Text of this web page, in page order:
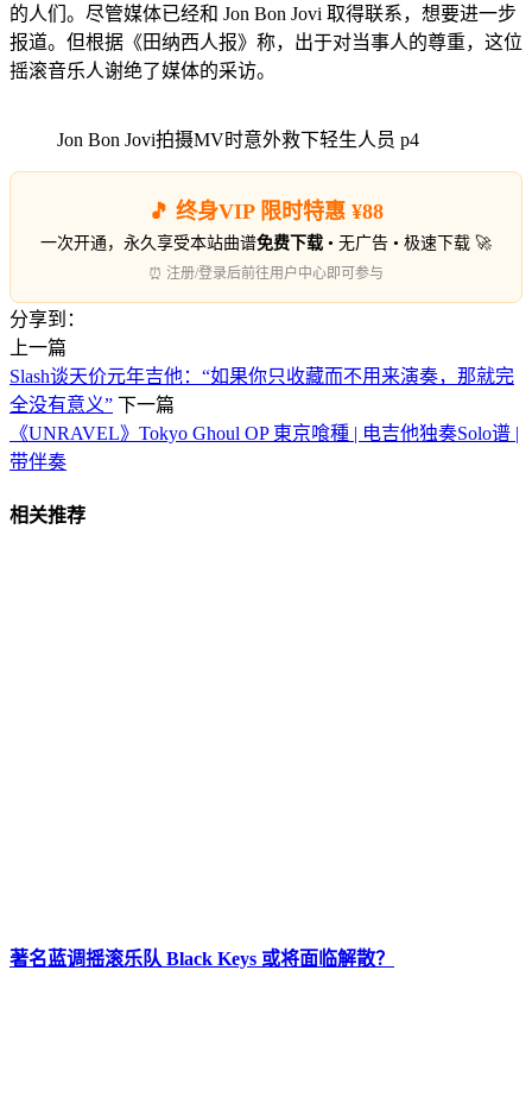
的人们。尽管媒体已经和 Jon Bon Jovi 取得联系，想要进一步
报道。但根据《田纳西人报》称，出于对当事人的尊重，这位
摇滚音乐人谢绝了媒体的采访。
Jon Bon Jovi拍摄MV时意外救下轻生人员 p4
🎵 终身VIP 限时特惠 ¥88
一次开通，永久享受本站曲谱免费下载 • 无广告 • 极速下载 🚀
⏰ 注册/登录后前往用户中心即可参与
分享到：
上一篇
Slash谈天价元年吉他：“如果你只收藏而不用来演奏，那就完
全没有意义” 下一篇
《UNRAVEL》Tokyo Ghoul OP 東京喰種 | 电吉他独奏Solo谱 |
带伴奏
相关推荐
著名蓝调摇滚乐队 Black Keys 或将面临解散？